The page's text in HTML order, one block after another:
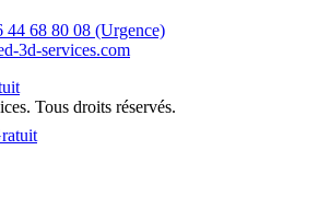
44 68 80 08 (Urgence)
3d-services.com
Tous droits réservés.